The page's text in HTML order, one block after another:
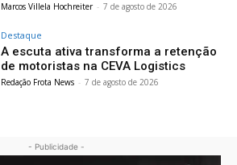
Marcos Villela Hochreiter - 7 de agosto de 2026
Destaque
A escuta ativa transforma a retenção
de motoristas na CEVA Logistics
Redação Frota News - 7 de agosto de 2026
- Publicidade -